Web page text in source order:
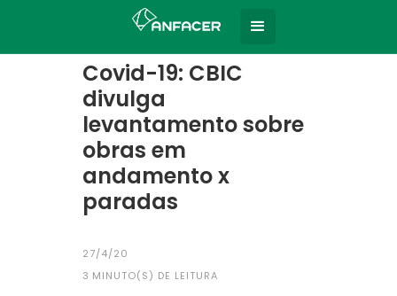
Todas as notícias
Covid-19: CBIC
divulga
levantamento sobre
obras em
andamento x
paradas
27/4/20
3 MINUTO(S) DE LEITURA